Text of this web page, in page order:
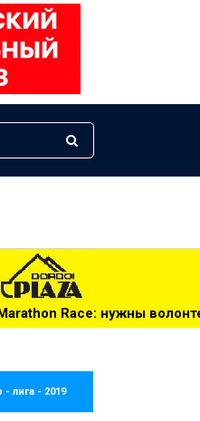
волонтеры! - 14:25
лига - 2019